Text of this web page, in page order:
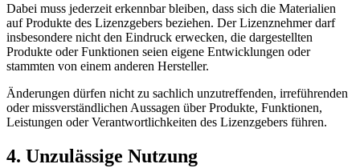
Dabei muss jederzeit erkennbar bleiben, dass sich die Materialien
auf Produkte des Lizenzgebers beziehen. Der Lizenznehmer darf
insbesondere nicht den Eindruck erwecken, die dargestellten
Produkte oder Funktionen seien eigene Entwicklungen oder
stammten von einem anderen Hersteller.
Änderungen dürfen nicht zu sachlich unzutreffenden, irreführenden
oder missverständlichen Aussagen über Produkte, Funktionen,
Leistungen oder Verantwortlichkeiten des Lizenzgebers führen.
4. Unzulässige Nutzung